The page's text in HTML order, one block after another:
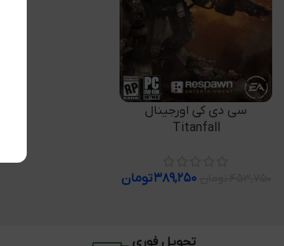
افزودن به سبد خرید
سی دی کی اورجینال
Titanfall
۳۸۹,۲۵۰تومان
تحویل فوری